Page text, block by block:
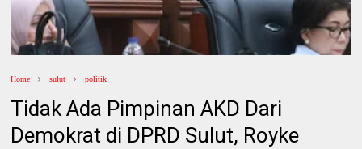
Home sulut politik
Tidak Ada Pimpinan AKD Dari
Demokrat di DPRD Sulut, Royke